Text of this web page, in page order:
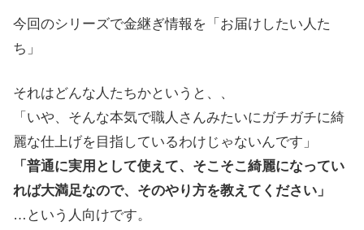
今回のシリーズで金継ぎ情報を「お届けしたい人た
ち」
それはどんな人たちかというと、、
「いや、そんな本気で職人さんみたいにガチガチに綺
麗な仕上げを目指しているわけじゃないんです」
「普通に実用として使えて、そこそこ綺麗になってい
れば大満足なので、そのやり方を教えてください」
…という人向けです。